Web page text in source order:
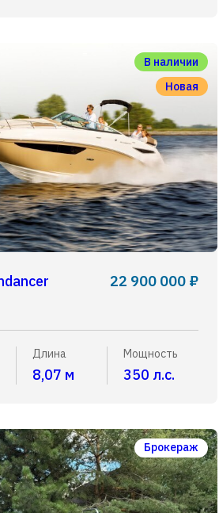
В наличии
Новая
22 900 000 ₽
Длина
8,07 м
Мощность
350 л.с.
Брокераж